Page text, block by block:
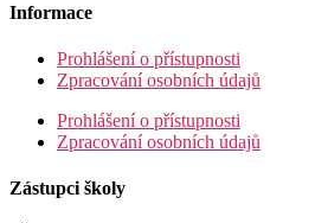
Informace
Prohlášení o přístupnosti
Zpracování osobních údajů
Prohlášení o přístupnosti
Zpracování osobních údajů
Zástupci školy